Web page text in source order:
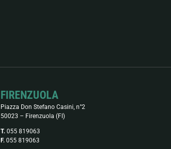
FIRENZUOLA
Piazza Don Stefano Casini, n°2
50023 – Firenzuola (FI)
T.055 819063
F.055 819063